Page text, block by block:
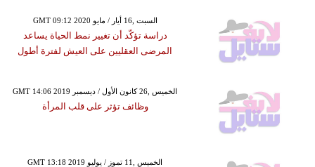
GMT 09:12 2020 السبت ,16 أيار / مايو
دراسة تؤكّد أن تغيير نمط الحياة يساعد
المرضى العقليين على العيش لفترة أطول
GMT 14:06 2019 الخميس ,26 كانون الأول / ديسمبر
وظائف تؤثر على قلب المرأة
GMT 13:18 2019 الخميس ,11 تموز / يوليو